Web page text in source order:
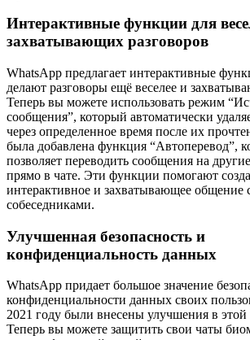
Интерактивные функции для
захватывающих разговоров
WhatsApp предлагает интерактивные
делают разговоры ещё веселее и
Теперь вы можете использовать режим
сообщения”, который автоматически
через определенное время после их
была добавлена функция “Автоперевод”,
позволяет переводить сообщения на
прямо в чате. Эти функции помогают
интерактивное и захватывающее общение
собеседниками.
Улучшенная безопасность и
конфиденциальность данных
WhatsApp придает большое значение
конфиденциальности данных своих
2021 году были внесены улучшения в этой
Теперь вы можете защитить свои чаты